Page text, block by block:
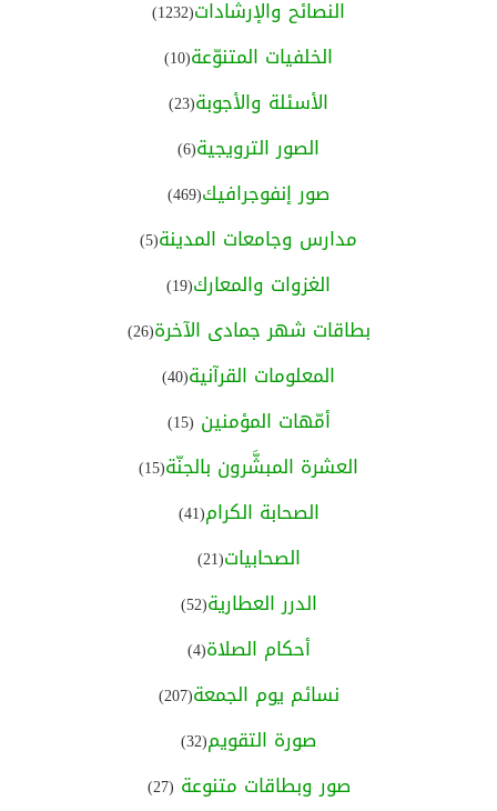
النصائح والإرشادات(1232)
الخلفيات المتنوّعة(10)
الأسئلة والأجوبة(23)
الصور الترويجية(6)
صور إنفوجرافيك(469)
مدارس وجامعات المدينة(5)
الغزوات والمعارك(19)
بطاقات شهر جمادى الآخرة(26)
المعلومات القرآنية(40)
أمّهات المؤمنين (15)
العشرة المبشَّرون بالجنّة(15)
الصحابة الكرام(41)
الصحابيات(21)
الدرر العطارية(52)
أحكام الصلاة(4)
نسائم يوم الجمعة(207)
صورة التقويم(32)
صور وبطاقات متنوعة (27)